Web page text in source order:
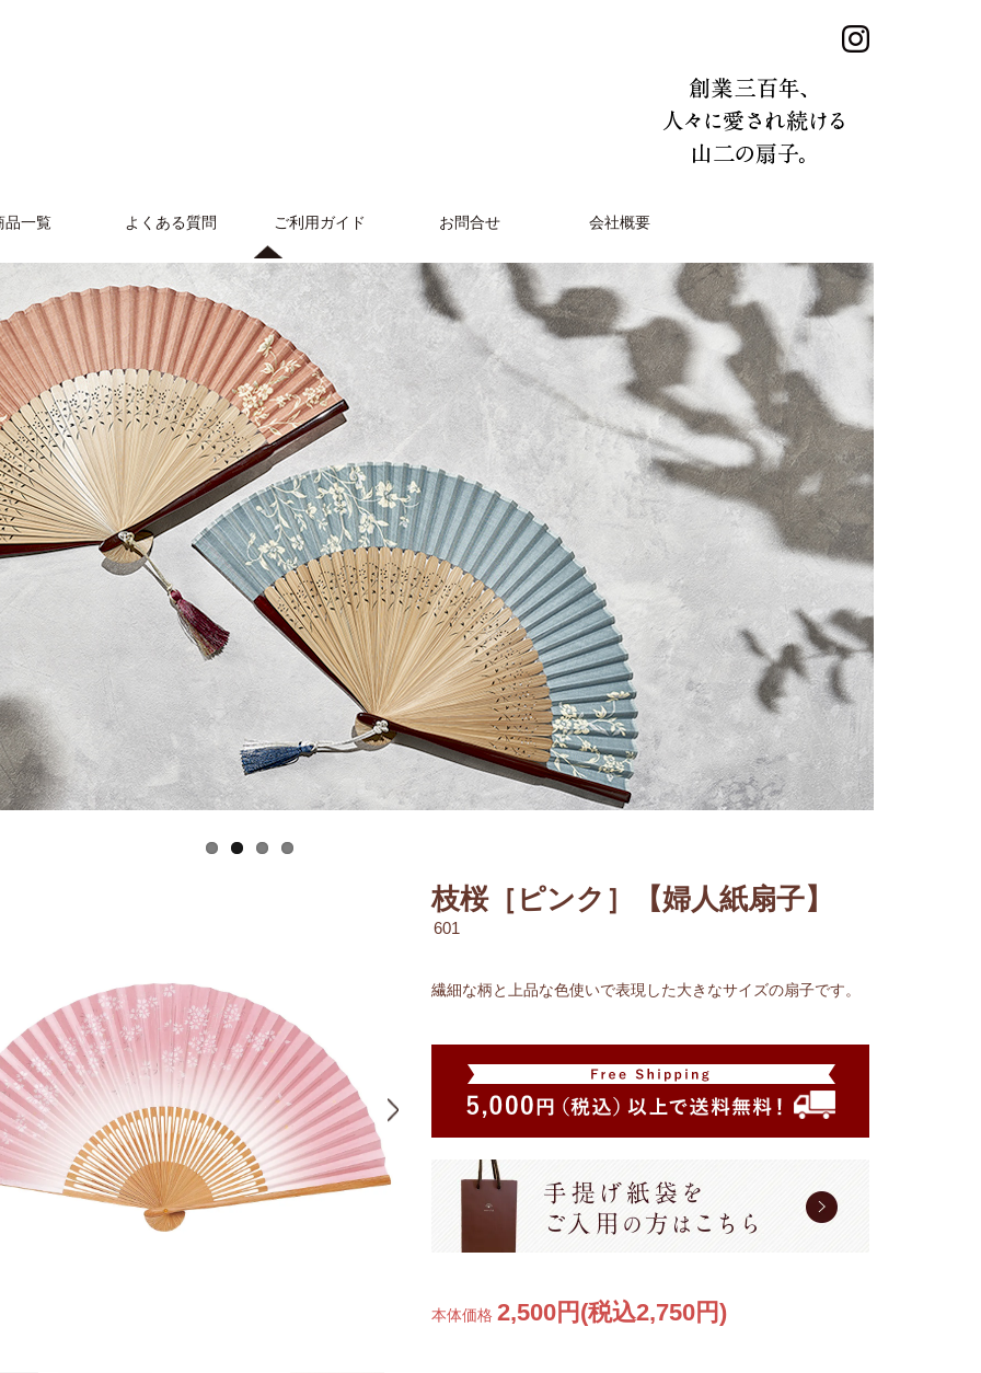
品一覧
用布扇子
用紙扇子
用布扇子
用紙扇子
用総竹扇
ット扇
袋
よくある質問 ご利用ガイド お問合せ 会社概要
枝桜［ピンク］【婦人紙扇子】
601
繊細な柄と上品な色使いで表現した大きなサイズの扇子です。
本体価格 2,500円(税込2,750円)